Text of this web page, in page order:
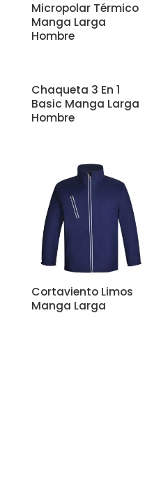
Micropolar Térmico
Manga Larga
Hombre
Chaqueta 3 En 1
Basic Manga Larga
Hombre
Cortaviento Limos
Manga Larga